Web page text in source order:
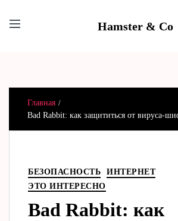
Hamster & Co
Главная
Bad Rabbit: как защититься от вируса-
БЕЗОПАСНОСТЬ
ИНТЕРНЕТ
ЭТО ИНТЕРЕСНО
Bad Rabbit: как